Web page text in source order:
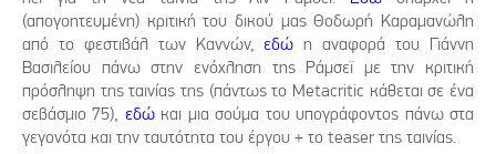
(απογοητευμένη) κριτική του δικού μας Θοδωρή Καραμανώλη
από το φεστιβάλ των Καννών,εδώ η αναφορά του Γιάννη
Βασιλείου πάνω στην ενόχληση της Ράμσεϊ με την κριτική
πρόσληψη της ταινίας της (πάντως το Metacritic κάθεται σε ένα
σεβάσμιο 75), εδώκαι μια σούμα του υπογράφοντος πάνω στα
γεγονότα και την ταυτότητα του έργου + το teaser της ταινίας.